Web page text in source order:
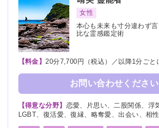
女性
本心も未来も寸分違わず
比な霊感鑑定術
【料金】20分7,700円（税込）／以降1分ごと
お問い合わせください
【得意な分野】 恋愛、片思い、二股関係、浮
LGBT、復活愛、復縁、略奪愛、出会い、相性